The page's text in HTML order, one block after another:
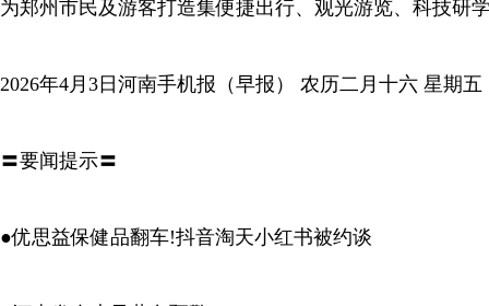
为郑州市民及游客打造集便捷出行、观光游览、科技研
2026年4月3日河南手机报（早报） 农历二月十六 星期五
〓要闻提示〓
●优思益保健品翻车!抖音淘天小红书被约谈